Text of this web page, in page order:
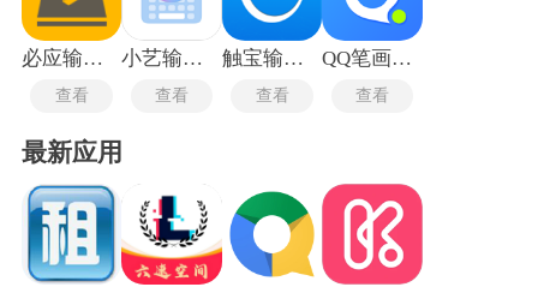
必应输入法手机版
查看
小艺输入法
查看
触宝输入法
查看
QQ笔画输入法
查看
最新应用